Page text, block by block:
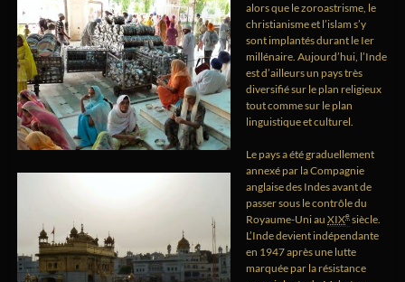
alors que le zoroastrisme, le
christianisme et l’islam s’y
sont implantés durant le Ier
millénaire. Aujourd’hui, l’Inde
est d’ailleurs un pays très
diversifié sur le plan religieux
tout comme sur le plan
linguistique et culturel.
Le pays a été graduellement
annexé par la Compagnie
anglaise des Indes avant de
passer sous le contrôle du
Royaume-Uni au XIXesiècle.
L’Inde devient indépendante
en 1947 après une lutte
marquée par la résistance